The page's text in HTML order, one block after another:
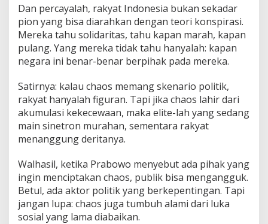
Dan percayalah, rakyat Indonesia bukan sekadar
pion yang bisa diarahkan dengan teori konspirasi.
Mereka tahu solidaritas, tahu kapan marah, kapan
pulang. Yang mereka tidak tahu hanyalah: kapan
negara ini benar-benar berpihak pada mereka.
Satirnya: kalau chaos memang skenario politik,
rakyat hanyalah figuran. Tapi jika chaos lahir dari
akumulasi kekecewaan, maka elite-lah yang sedang
main sinetron murahan, sementara rakyat
menanggung deritanya.
Walhasil, ketika Prabowo menyebut ada pihak yang
ingin menciptakan chaos, publik bisa mengangguk.
Betul, ada aktor politik yang berkepentingan. Tapi
jangan lupa: chaos juga tumbuh alami dari luka
sosial yang lama diabaikan.